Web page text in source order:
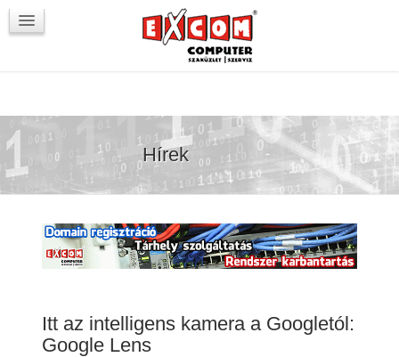
VörösmartyKOCKA
Hírek
Itt az intelligens kamera a Googletól:
Google Lens